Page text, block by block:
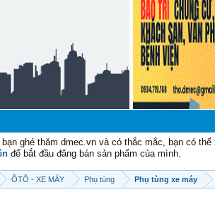
bạn ghé thăm dmec.vn và có thắc mắc, bạn có
để bắt đầu đăng bán sản phẩm của mình.
ÔTÔ - XE MÁY Phụ tùng Phụ tùng xe máy